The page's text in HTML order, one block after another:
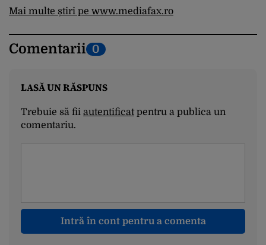
Mai multe știri pe www.mediafax.ro
Comentarii 0
LASĂ UN RĂSPUNS
Trebuie să fii autentificatpentru a publica un
comentariu.
Intră în cont pentru a comenta